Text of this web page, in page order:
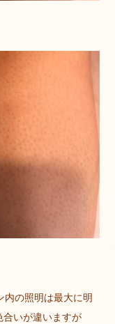
内の照明は最大に明
合いが違いますが